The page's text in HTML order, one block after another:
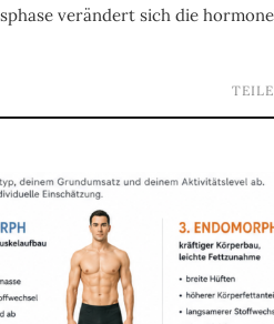
verändert sich die